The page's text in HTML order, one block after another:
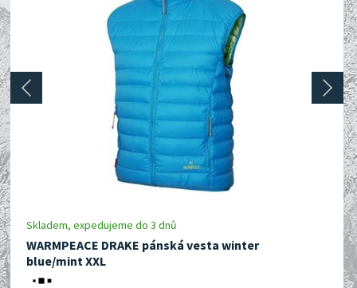
Skladem, expedujeme do 3 dnů
WARMPEACE DRAKE pánská vesta winter
blue/mint XXL
prev next